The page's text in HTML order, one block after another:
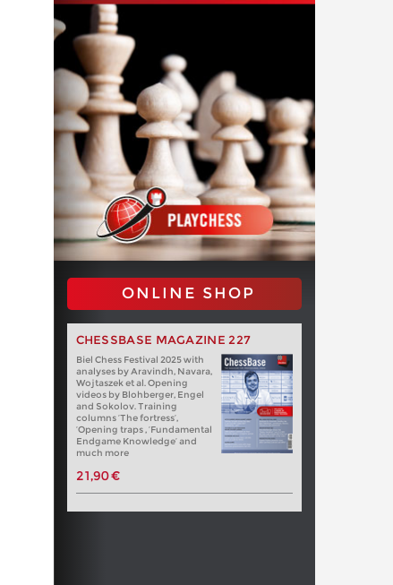
ONLINE SHOP
CHESSBASE MAGAZINE 227
Biel Chess Festival 2025 with
analyses by Aravindh, Navara,
Wojtaszek et al. Opening
videos by Blohberger, Engel
and Sokolov. Training
columns ‘The fortress’,
‘Opening traps , ‘Fundamental
Endgame Knowledge’ and
much more
21,90 €